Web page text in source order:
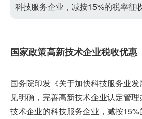
科技服务企业，减按15%的税率征
国家政策高新技术企业税收优惠
国务院印发《关于加快科技服务业
见明确，完善高新技术企业认定管
技术企业的科技服务企业，减按